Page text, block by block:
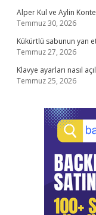
Alper Kul ve Aylin
Temmuz 30, 2026
Kükürtlü sabunun yan
Temmuz 27, 2026
Klavye ayarları nasıl
Temmuz 25, 2026